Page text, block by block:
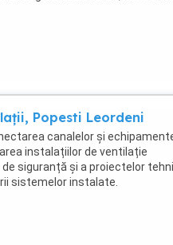
în producție reprezintă un
și stabil.
Popesti Leordeni
canalelor și
instalațiilor de ventilație
siguranță și a proiectelor
sistemelor instalate.
2-3 ani), în montaj și
Abilități tehnice și atenție la
pentru muncă pe teren și